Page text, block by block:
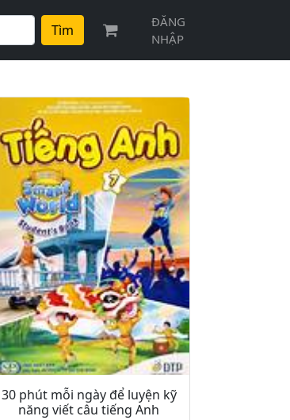
Tìm
ĐĂNG
NHẬP
30 phút mỗi ngày để luyện kỹ
năng viết câu tiếng Anh